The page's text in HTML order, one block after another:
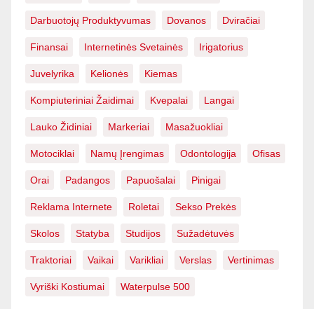
Darbuotojų Produktyvumas Dovanos Dviračiai
Finansai Internetinės Svetainės Irigatorius
Juvelyrika Kelionės Kiemas
Kompiuteriniai Žaidimai Kvepalai Langai
Lauko Židiniai Markeriai Masažuokliai
Motociklai Namų Įrengimas Odontologija Ofisas
Orai Padangos Papuošalai Pinigai
Reklama Internete Roletai Sekso Prekės
Skolos Statyba Studijos Sužadėtuvės
Traktoriai Vaikai Varikliai Verslas Vertinimas
Vyriški Kostiumai Waterpulse 500